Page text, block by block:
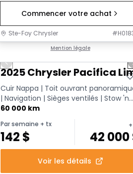
Commencer votre achat
Ste-Foy Chrysler #
Mention légale
Très bonne offre
Previous slide
2025 Chrysler Pacifica
Cuir Nappa | Toit ouvrant
| Navigation | Sièges ventilés | Stow 'n
Go | Apple CarPlay & ...
60 000 km
Par semaine + tx
142 $ 42 000
Voir les détails